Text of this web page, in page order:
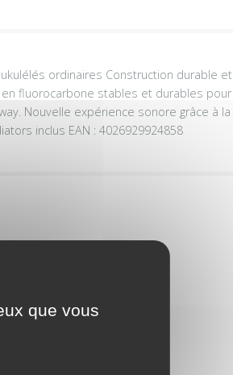
ordinaires Construction durable et
fluorocarbone stables et durables pour
Nouvelle expérience sonore grâce à la
inclus EAN : 4026929924858
que vous